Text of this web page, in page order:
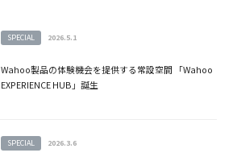
SPECIAL 2026.5.1
Wahoo製品の体験機会を提供する常設空間 「Wahoo
EXPERIENCE HUB」誕生
SPECIAL 2026.3.6